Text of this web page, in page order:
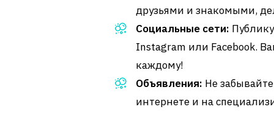
друзьями и знакомыми,
Социальные сети:
Instagram или Facebook.
каждому!
Объявления: Не
интернете и на